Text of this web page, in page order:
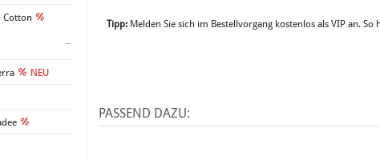
Cotton
NEU
Tipp: Melden Sie sich im Bestellvorgang kostenlos als VIP an.
PASSEND DAZU: